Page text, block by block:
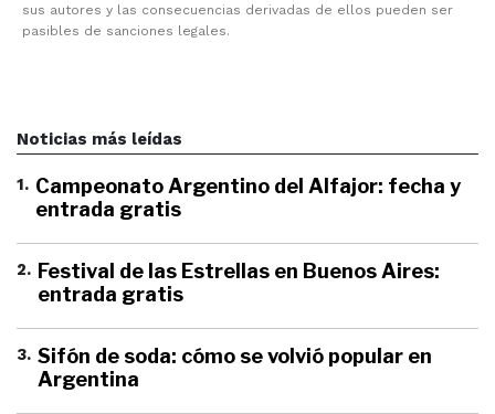
sus autores y las consecuencias derivadas de ellos pueden ser
pasibles de sanciones legales.
Noticias más leídas
1. Campeonato Argentino del Alfajor: fecha y
entrada gratis
2. Festival de las Estrellas en Buenos Aires:
entrada gratis
3. Sifón de soda: cómo se volvió popular en
Argentina